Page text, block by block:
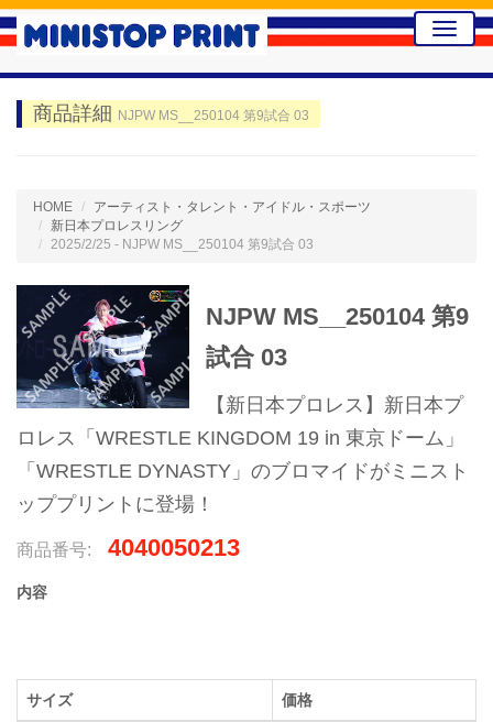
Toggle
商品詳細 NJPW MS__250104 第9試合 03
HOME
アーティスト・タレント・アイドル・スポーツ
新日本プロレスリング
2025/2/25 - NJPW MS__250104 第9試合 03
NJPW MS__250104 第9
試合 03
【新日本プロレス】新日本プ
ロレス「WRESTLE KINGDOM 19 in 東京ドーム」
「WRESTLE DYNASTY」のブロマイドがミニスト
ッププリントに登場！
商品番号: 4040050213
内容
サイズ 価格